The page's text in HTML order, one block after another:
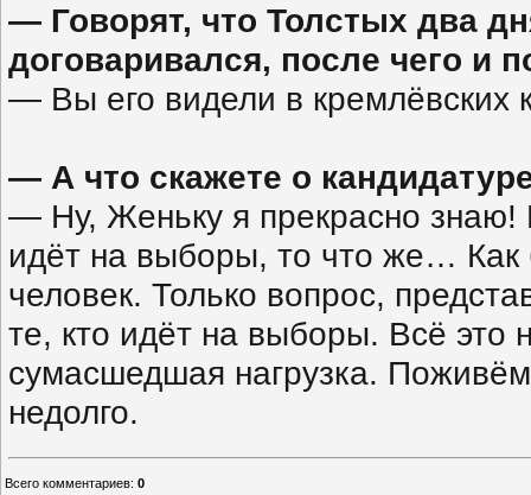
— Говорят, что Толстых два
договаривался, после чего
— Вы его видели в кремлёвских
— А что скажете о
— Ну, Женьку я прекрасно знаю!
идёт на выборы, то что же…
человек. Только вопрос,
те, кто идёт на выборы. Всё это
сумасшедшая нагрузка.
недолго.
Всего комментариев: 0